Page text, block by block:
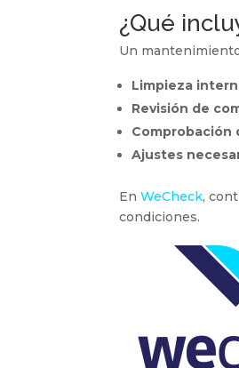
¿Qué
Un
Limpieza
Revisión de
Comprobación
Ajustes
EnWeCheck,
condiciones.